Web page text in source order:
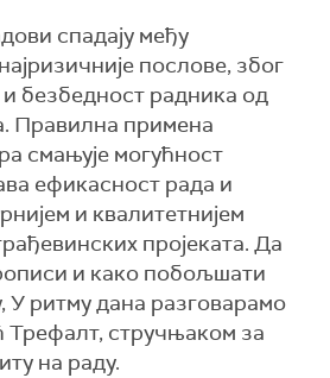
спадају међу
послове, због
и безбедност радника од
Правилна примена
смањује могућност
ефикасност рада и
и квалитетнијем
пројеката. Да
и како побољшати
У ритму дана разговарамо
стручњаком за
на раду.